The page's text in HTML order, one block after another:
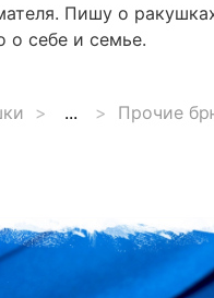
Пишу о
о себе и семье.
... Прочие